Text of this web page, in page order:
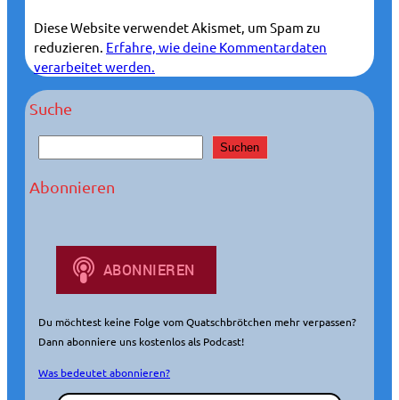
Diese Website verwendet Akismet, um Spam zu
reduzieren. Erfahre, wie deine Kommentardaten
verarbeitet werden.
Suche
u
c
Suchen
Abonnieren
Du möchtest keine Folge vom Quatschbrötchen mehr verpassen?
Dann abonniere uns kostenlos als Podcast!
Was bedeutet abonnieren?